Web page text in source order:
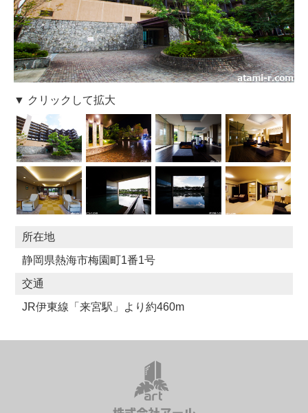
▼ クリックして拡大
所在地
静岡県熱海市梅園町1番1号
交通
JR伊東線「来宮駅」より約460m